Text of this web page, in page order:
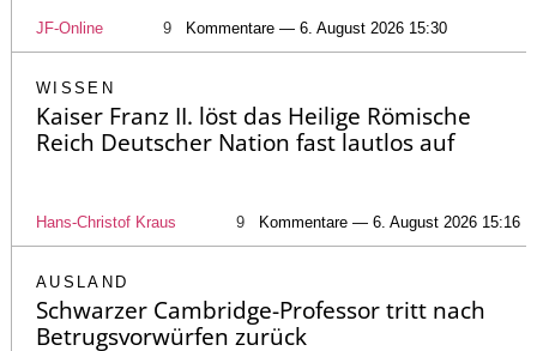
JF-Online 9 Kommentare — 6. August 2026 15:30
WISSEN
Kaiser Franz II. löst das Heilige Römische
Reich Deutscher Nation fast lautlos auf
Hans-Christof Kraus 9 Kommentare — 6. August 2026 15:16
AUSLAND
Schwarzer Cambridge-Professor tritt nach
Betrugsvorwürfen zurück